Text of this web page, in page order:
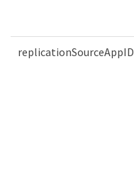
replicationSourceAppID